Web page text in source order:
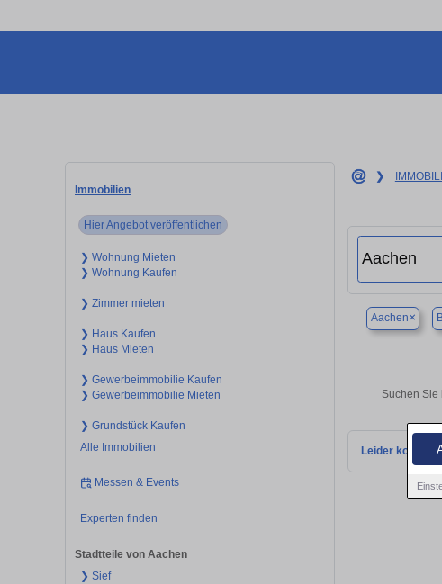
Immobilien
Hier Angebot veröffentlichen
❯ Wohnung Mieten
❯ Wohnung Kaufen
❯ Zimmer mieten
❯ Haus Kaufen
❯ Haus Mieten
❯ Gewerbeimmobilie Kaufen
❯ Gewerbeimmobilie Mieten
❯ Grundstück Kaufen
Alle Immobilien
Messen & Events
Experten finden
Stadtteile von Aachen
❯ Sief
❯
Aachen×
Suchen Sie
Leider konnten